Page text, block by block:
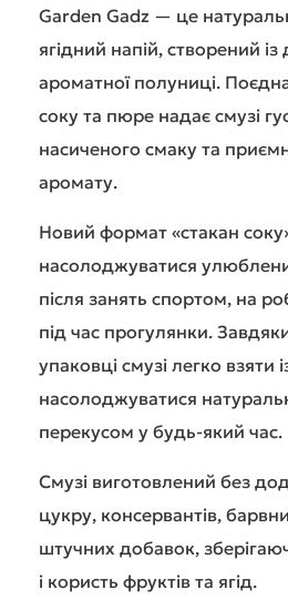
Garden Gadz — це
ягідний напій, створений
ароматної полуниці.
соку та пюре надає смузі
насиченого смаку та
аромату.
Новий формат «стакан
насолоджуватися
після занять спортом, на
під час прогулянки.
упаковці смузі легко взяти
насолоджуватися
перекусом у будь-який час.
Смузі виготовлений без
цукру, консервантів,
штучних добавок,
і користь фруктів та ягід.